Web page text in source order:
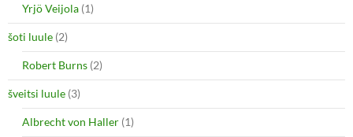
Yrjö Veijola (1)
šoti luule (2)
Robert Burns (2)
šveitsi luule (3)
Albrecht von Haller (1)